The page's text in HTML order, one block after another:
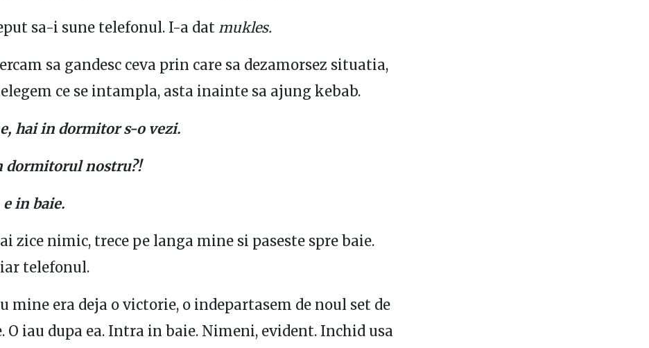
sa-i sune telefonul. I-a dat mukles.
sa gandesc ceva prin care sa dezamorsez situatia,
ce se intampla, asta inainte sa ajung kebab.
hai in dormitor s-o vezi.
dormitorul nostru?!
in baie.
zice nimic, trece pe langa mine si paseste spre baie.
telefonul.
mine era deja o victorie, o indepartasem de noul set de
O iau dupa ea. Intra in baie. Nimeni, evident. Inchid usa